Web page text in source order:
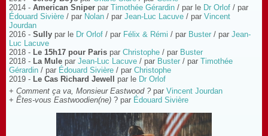
2014 - American Sniper par Timothée Gérardin / par le Dr Orlof / par
Édouard Sivière / par Nolan / par Jean-Luc Lacuve / par Vincent
Jourdan
2016 - Sully par le Dr Orlof / par Félix & Rémi / par Buster / par Jean-
Luc Lacuve
2018 - Le 15h17 pour Paris par Christophe / par Buster
2018 - La Mule par Jean-Luc Lacuve / par Buster / par Timothée
Gérardin / par Édouard Sivière / par Christophe
2019 - Le Cas Richard Jewell par le Dr Orlof
+ Comment ça va, Monsieur Eastwood ? par Vincent Jourdan
+ Êtes-vous Eastwoodien(ne) ? par Édouard Sivière